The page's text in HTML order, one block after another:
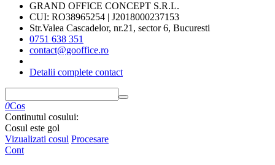
GRAND OFFICE CONCEPT S.R.L.
CUI: RO38965254 | J2018000237153
Str.Valea Cascadelor, nr.21, sector 6, Bucuresti
0751 638 351
contact@gooffice.ro
Detalii complete contact
0Cos
Continutul cosului:
Cosul este gol
Vizualizati cosul Procesare
Cont